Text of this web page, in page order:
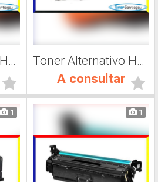
Toner Alternativo Hp CF363A, Impresora Láser Toner Alternativo Hp CF362A, Impresora Láser
A consultar
1 1